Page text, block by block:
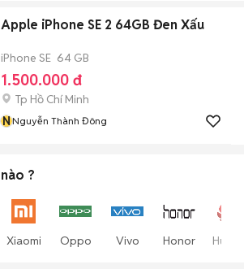
Apple iPhone SE 2 64GB Đen Xấu
iPhone SE 64 GB
1.500.000 đ
Tp Hồ Chí Minh
NNguyễn Thành Đông
nào ?
Xiaomi Oppo Vivo Honor